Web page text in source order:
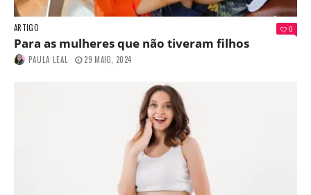
ARTIGO 0
Para as mulheres que não tiveram filhos
PAULA LEAL 29 MAIO, 2024